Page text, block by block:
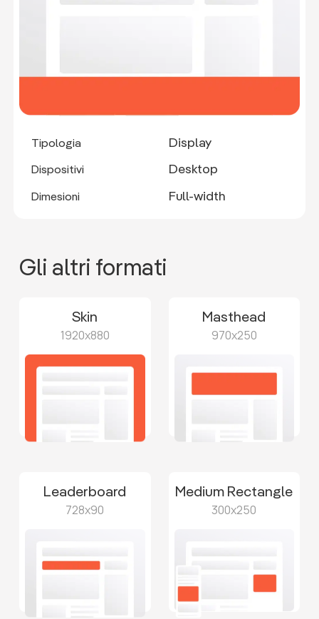
Tipologia Display
Dispositivi Desktop
Dimesioni Full-width
Gli altri formati
Skin
1920x880
Masthead
970x250
Leaderboard
728x90
Medium Rectangle
300x250